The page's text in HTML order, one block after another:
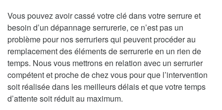
Vous pouvez avoir cassé votre clé dans votre serrure et
besoin d’un dépannage serrurerie, ce n’est pas un
problème pour nos serruriers qui peuvent procéder au
remplacement des éléments de serrurerie en un rien de
temps. Nous vous mettrons en relation avec un serrurier
compétent et proche de chez vous pour que l’intervention
soit réalisée dans les meilleurs délais et que votre temps
d’attente soit réduit au maximum.